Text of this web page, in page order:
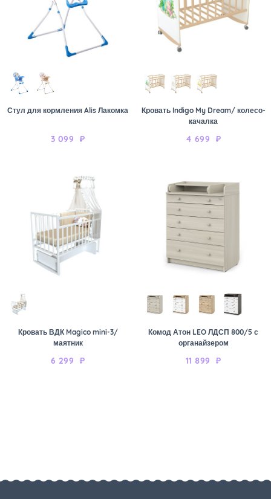
Стул для кормления Alis Лакомка
3 099 ₽
Кровать Indigo My Dream/ колесо-
качалка
4 699 ₽
Кровать ВДК Magico mini-3/
маятник
6 299 ₽
Комод Атон LEO ЛДСП 800/5 с
органайзером
11 899 ₽